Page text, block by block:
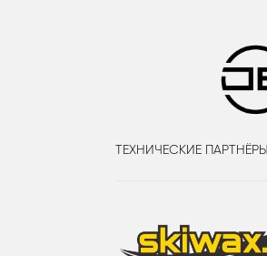
ТЕХНИЧЕСКИЕ ПАРТНЁРЫ